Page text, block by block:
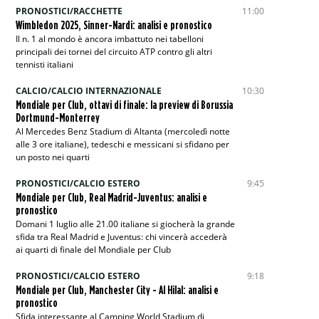
PRONOSTICI/RACCHETTE
Wimbledon 2025, Sinner-Nardi: analisi e pronostico
Il n. 1 al mondo è ancora imbattuto nei tabelloni
principali dei tornei del circuito ATP contro gli altri
tennisti italiani
11:00
CALCIO/CALCIO INTERNAZIONALE
Mondiale per Club, ottavi di finale: la preview di Borussia
Dortmund-Monterrey
Al Mercedes Benz Stadium di Altanta (mercoledì notte
alle 3 ore italiane), tedeschi e messicani si sfidano per
un posto nei quarti
10:30
PRONOSTICI/CALCIO ESTERO
Mondiale per Club, Real Madrid-Juventus: analisi e
pronostico
Domani 1 luglio alle 21.00 italiane si giocherà la grande
sfida tra Real Madrid e Juventus: chi vincerà accederà
ai quarti di finale del Mondiale per Club
9:45
PRONOSTICI/CALCIO ESTERO
Mondiale per Club, Manchester City - Al Hilal: analisi e
pronostico
Sfida interessante al Camping World Stadium di
9:18